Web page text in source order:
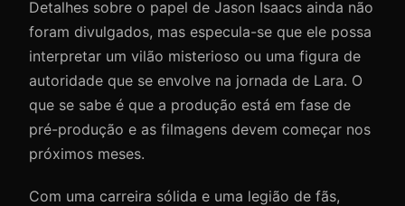
Detalhes sobre o papel de Jason Isaacs ainda não
foram divulgados, mas especula-se que ele possa
interpretar um vilão misterioso ou uma figura de
autoridade que se envolve na jornada de Lara. O
que se sabe é que a produção está em fase de
pré-produção e as filmagens devem começar nos
próximos meses.
Com uma carreira sólida e uma legião de fãs,